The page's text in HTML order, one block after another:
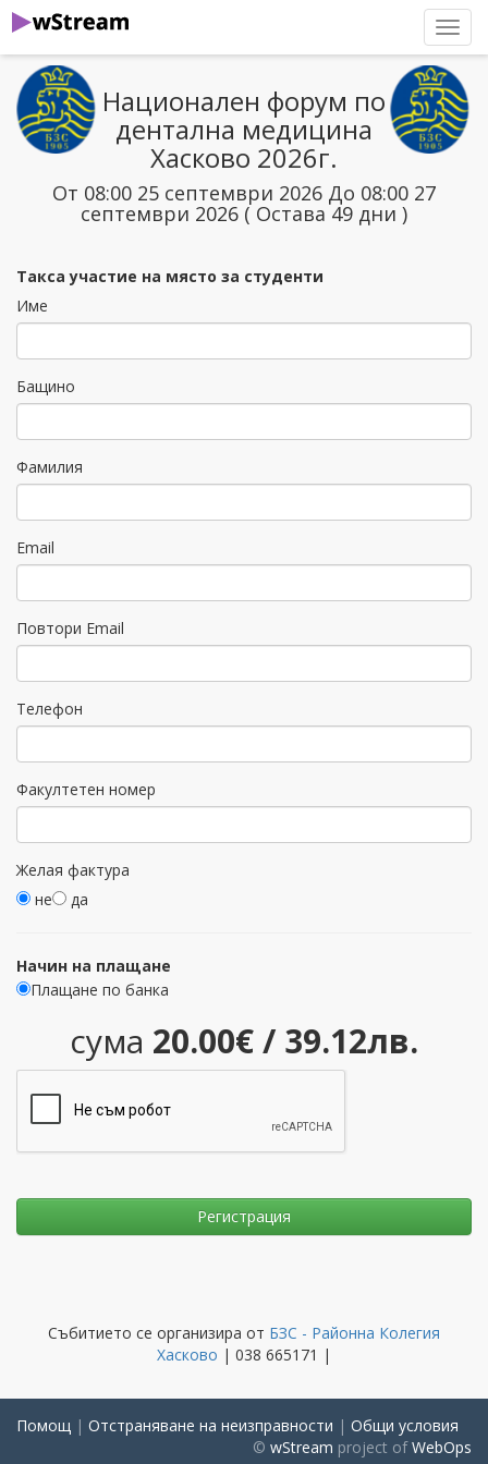
Национален форум по
дентална медицина
Хасково 2026г.
От 08:00 25 септември 2026 До 08:00 27
септември 2026 ( Остава 49 дни )
Такса участие на място за студенти
Име
Бащино
Фамилия
Email
Повтори Email
Телефон
Факултетен номер
Желая фактура
не
да
Начин на плащане
Плащане по банка
сума 20.00€ / 39.12лв.
Събитието се организира от БЗС - Районна Колегия
Хасково | 038 665171 |
Помощ | Отстраняване на неизправности | Общи условия
© wStream project ofWebOps